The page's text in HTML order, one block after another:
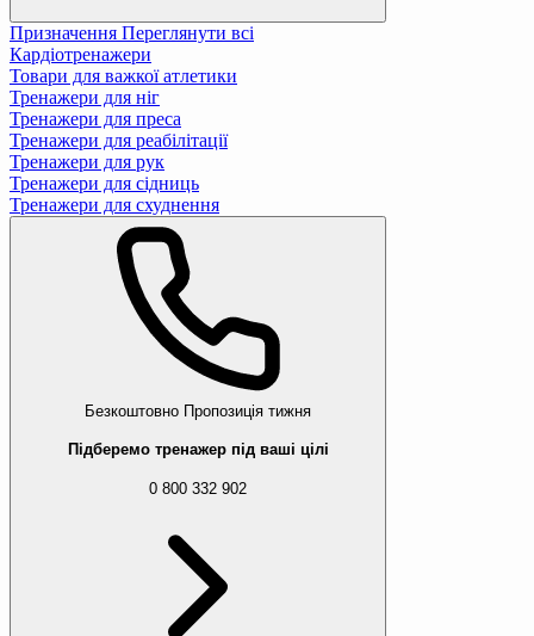
Призначення Переглянути всі
Кардіотренажери
Товари для важкої атлетики
Тренажери для ніг
Тренажери для преса
Тренажери для реабілітації
Тренажери для рук
Тренажери для сідниць
Тренажери для схуднення
Безкоштовно Пропозиція тижня
Підберемо тренажер під ваші цілі
0 800 332 902